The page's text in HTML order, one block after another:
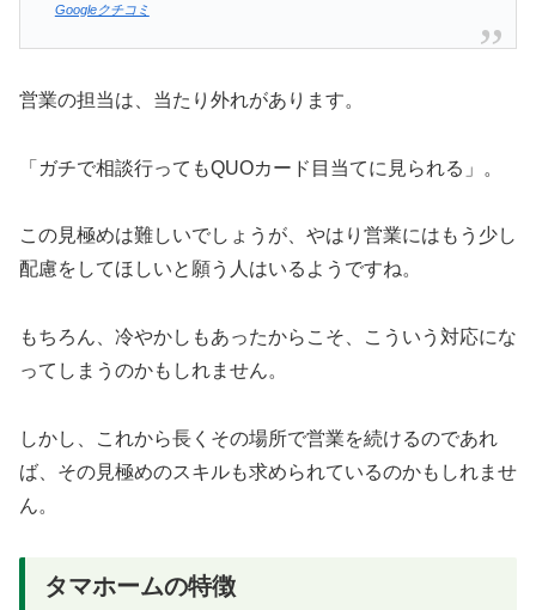
Googleクチコミ
営業の担当は、当たり外れがあります。
「ガチで相談行ってもQUOカード目当てに見られる」。
この見極めは難しいでしょうが、やはり営業にはもう少し
配慮をしてほしいと願う人はいるようですね。
もちろん、冷やかしもあったからこそ、こういう対応にな
ってしまうのかもしれません。
しかし、これから長くその場所で営業を続けるのであれ
ば、その見極めのスキルも求められているのかもしれませ
ん。
タマホームの特徴